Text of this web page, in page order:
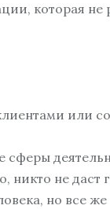
ЖИТЬкоторая
или
никто не
но все